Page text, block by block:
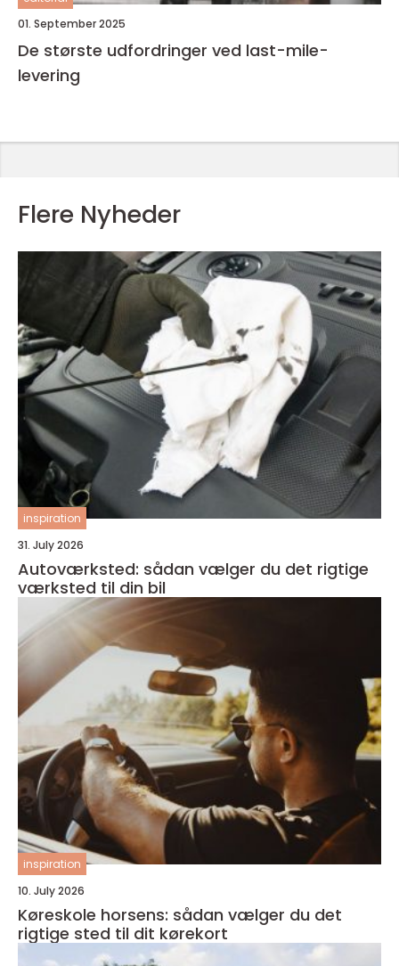
01. September 2025
De største udfordringer ved last-mile-
levering
Flere Nyheder
inspiration
31. July 2026
Autoværksted: sådan vælger du det rigtige
værksted til din bil
inspiration
10. July 2026
Køreskole horsens: sådan vælger du det
rigtige sted til dit kørekort